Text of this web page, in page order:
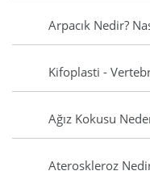
Arpacık Nedir?
Kifoplasti -
Ağız Kokusu
Ateroskleroz